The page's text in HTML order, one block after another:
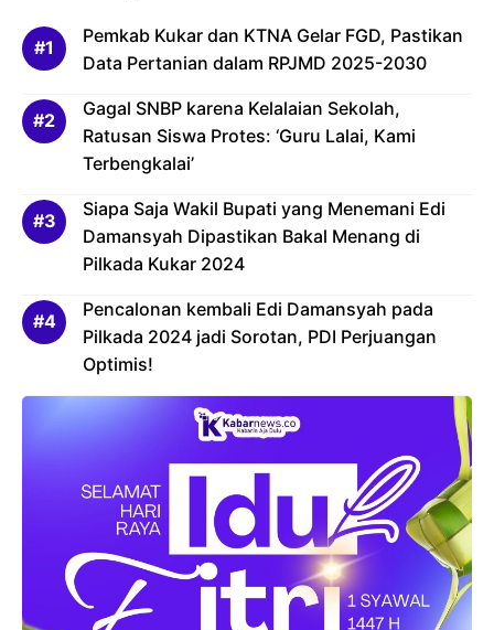
Pemkab Kukar dan KTNA Gelar FGD, Pastikan
Data Pertanian dalam RPJMD 2025-2030
Gagal SNBP karena Kelalaian Sekolah,
Ratusan Siswa Protes: ‘Guru Lalai, Kami
Terbengkalai’
Siapa Saja Wakil Bupati yang Menemani Edi
Damansyah Dipastikan Bakal Menang di
Pilkada Kukar 2024
Pencalonan kembali Edi Damansyah pada
Pilkada 2024 jadi Sorotan, PDI Perjuangan
Optimis!